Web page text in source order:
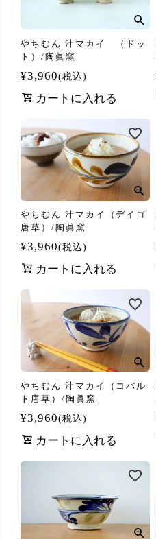
やちむん 汁マカイ （ドッ
ト）/陶眞窯
¥3,960 税込
カートに入れる
やちむん 汁マカイ（デイゴ
唐草）/陶眞窯
¥3,960 税込
カートに入れる
やちむん 汁マカイ（コバル
ト唐草）/陶眞窯
¥3,960 税込
カートに入れる